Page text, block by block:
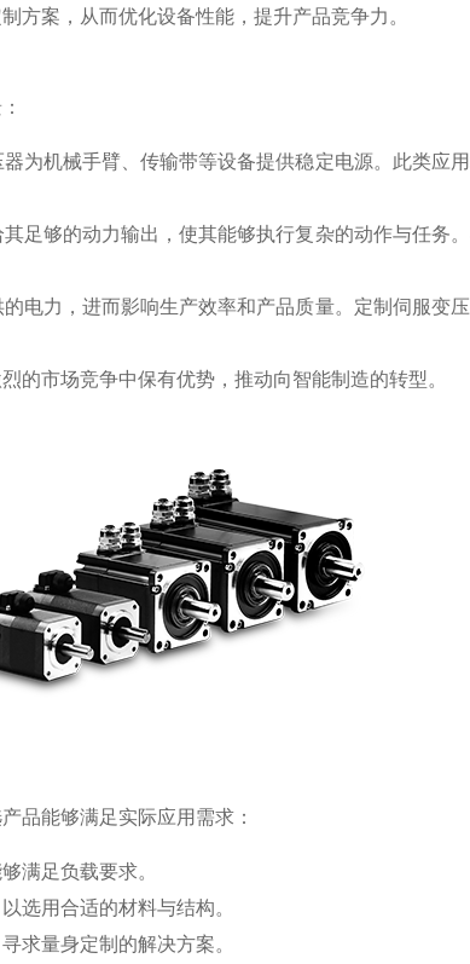
方案，从而优化设备性能，提升产品竞争力。
为机械手臂、传输带等设备提供稳定电源。此类应
足够的动力输出，使其能够执行复杂的动作与任务
电力，进而影响生产效率和产品质量。定制伺服变
市场竞争中保有优势，推动向智能制造的转型。
品能够满足实际应用需求：
满足负载要求。
选用合适的材料与结构。
求量身定制的解决方案。